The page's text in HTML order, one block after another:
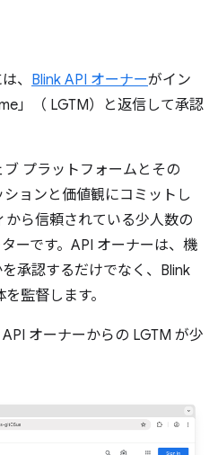
、 Blink API オーナーがイン
」（ LGTM）と返信して承認
プラットフォームとその
ョンと価値観にコミットし
から信頼されている少人数の
ーです。API オーナーは、機
承認するだけでなく、Blink
監督します。
オーナーからの LGTM が少